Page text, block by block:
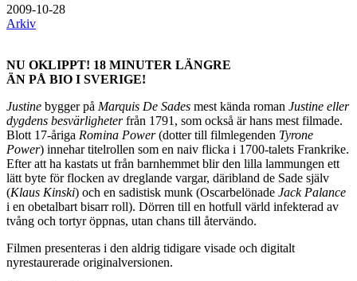
2009-10-28
Arkiv
NU OKLIPPT! 18 MINUTER LÄNGRE
ÄN PÅ BIO I SVERIGE!
Justine bygger på Marquis De Sades mest kända roman Justine eller
dygdens besvärligheterfrån 1791, som också är hans mest filmade.
Blott 17-åriga Romina Power(dotter till filmlegenden Tyrone
Power) innehar titelrollen som en naiv flicka i 1700-talets Frankrike.
Efter att ha kastats ut från barnhemmet blir den lilla lammungen ett
lätt byte för flocken av dreglande vargar, däribland de Sade själv
(Klaus Kinski) och en sadistisk munk (Oscarbelönade Jack Palance
i en obetalbart bisarr roll). Dörren till en hotfull värld infekterad av
tvång och tortyr öppnas, utan chans till återvändo.
Filmen presenteras i den aldrig tidigare visade och digitalt
nyrestaurerade originalversionen.